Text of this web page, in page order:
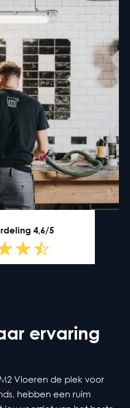
4,6/5
ervaring
Vloeren de plek voor
hebben een ruim